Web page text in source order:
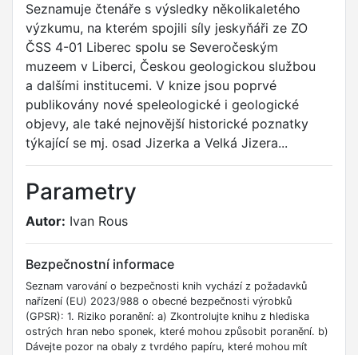
Seznamuje čtenáře s výsledky několikaletého
výzkumu, na kterém spojili síly jeskyňáři ze ZO
ČSS 4-01 Liberec spolu se Severočeským
muzeem v Liberci, Českou geologickou službou
a dalšími institucemi. V knize jsou poprvé
publikovány nové speleologické i geologické
objevy, ale také nejnovější historické poznatky
týkající se mj. osad Jizerka a Velká Jizera...
Parametry
Autor: Ivan Rous
Bezpečnostní informace
Seznam varování o bezpečnosti knih vychází z požadavků
nařízení (EU) 2023/988 o obecné bezpečnosti výrobků
(GPSR): 1. Riziko poranění: a) Zkontrolujte knihu z hlediska
ostrých hran nebo sponek, které mohou způsobit poranění. b)
Dávejte pozor na obaly z tvrdého papíru, které mohou mít